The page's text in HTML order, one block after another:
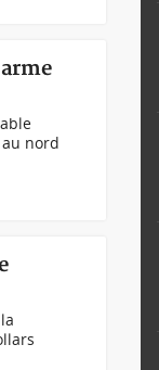
nord